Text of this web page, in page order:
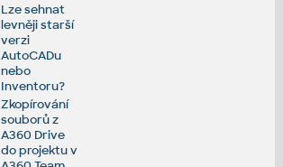
Lze sehnat
levněji starší
verzi
AutoCADu
nebo
Inventoru?
Zkopírování
souborů z
A360 Drive
do projektu v